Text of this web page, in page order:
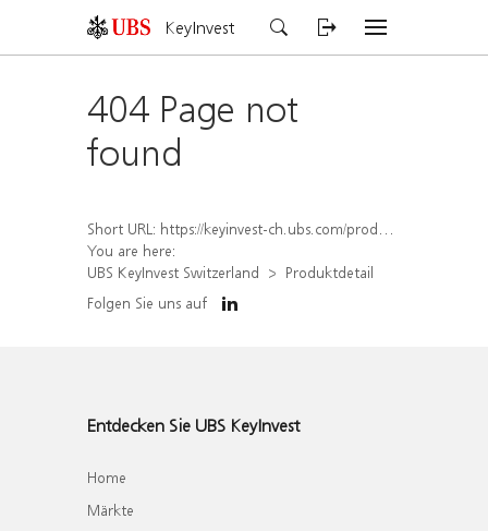
KeyInvest
404 Page not
found
Short URL: https://keyinvest-ch.ubs.com/produkt/detail/index/isin/CH1570504824
You are here:
UBS KeyInvest Switzerland
Produktdetail
Folgen Sie uns auf
Entdecken Sie UBS KeyInvest
Home
Märkte